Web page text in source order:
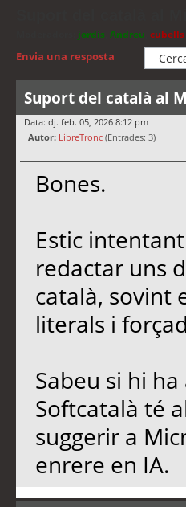
jordis Andreu cubells
Envia una resposta
Suport del català al
Data: dj. feb. 05, 2026 8:12 pm
Autor: LibreTronc (Entrades: 3)
Bones.
Estic
redactar uns
català, sovint
literals i
Sabeu si hi
Softcatalà té
suggerir a
enrere en IA.